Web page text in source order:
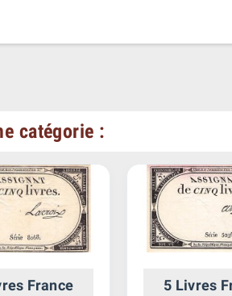
catégorie :
France
5 Livres